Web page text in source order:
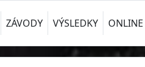
ZÁVODY VÝSLEDKY ONLINE